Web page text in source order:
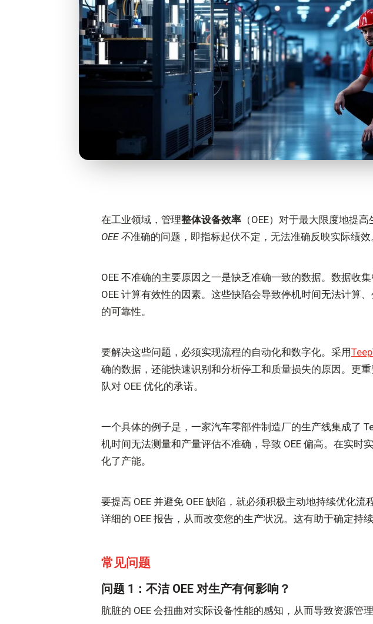
在工业领域，管理整体设备效率 （OEE）对于最大限度地提
OEE 不准确的问题，即指标起伏不定，无法准确反映实际绩
OEE 不准确的主要原因之一是缺乏准确一致的数据。数据收
OEE 计算有效性的因素。这些缺陷会导致停机时间无法计算
的可靠性。
要解决这些问题，必须实现流程的自动化和数字化。采用
确的数据，还能快速识别和分析停工和质量损失的原因。更
队对 OEE 优化的承诺。
一个具体的例子是，一家汽车零部件制造厂的生产线集成了
机时间无法测量和产量评估不准确，导致 OEE 偏高。在实时
化了产能。
要提高 OEE 并避免 OEE 缺陷，就必须积极主动地持续优化
详细的 OEE 报告，从而改变您的生产状况。这有助于确定持
常见问题
问题 1：不洁 OEE 对生产有何影响？
肮脏的 OEE 会扭曲对实际设备性能的感知，从而导致资源管